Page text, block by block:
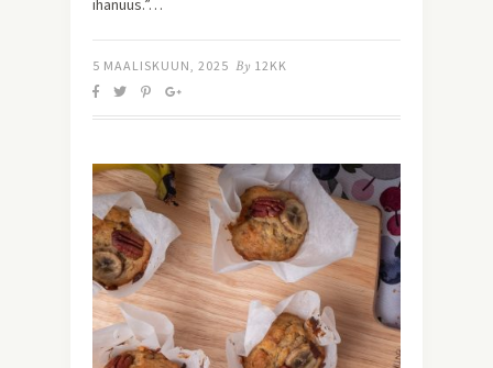
ihanuus.”…
5 MAALISKUUN, 2025 By 12KK